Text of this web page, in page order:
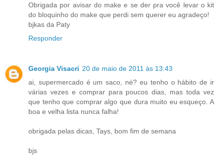
Obrigada por avisar do make e se der pra você levar o kit
do bloquinho do make que perdi sem querer eu agradeço!
bjkas da Paty
Responder
Georgia Visacri 20 de maio de 2011 às 13:43
ai, supermercado é um saco, né? eu tenho o hábito de ir
várias vezes e comprar para poucos dias, mas toda vez
que tenho que comprar algo que dura muito eu esqueço. A
boa e velha lista nunca falha!
obrigada pelas dicas, Tays, bom fim de semana
bjs